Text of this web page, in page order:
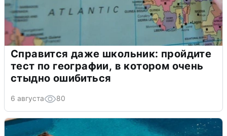
Справится даже школьник: пройдите
тест по географии, в котором очень
стыдно ошибиться
6 августа 80